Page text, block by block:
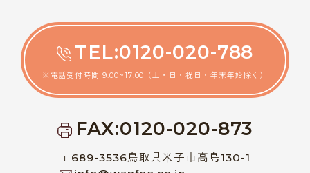
TEL:0120-020-788
※電話受付時間 9:00~17:00（土・日・祝日・年末年始除く）
FAX:0120-020-873
〒689-3536鳥取県米子市高島130-1